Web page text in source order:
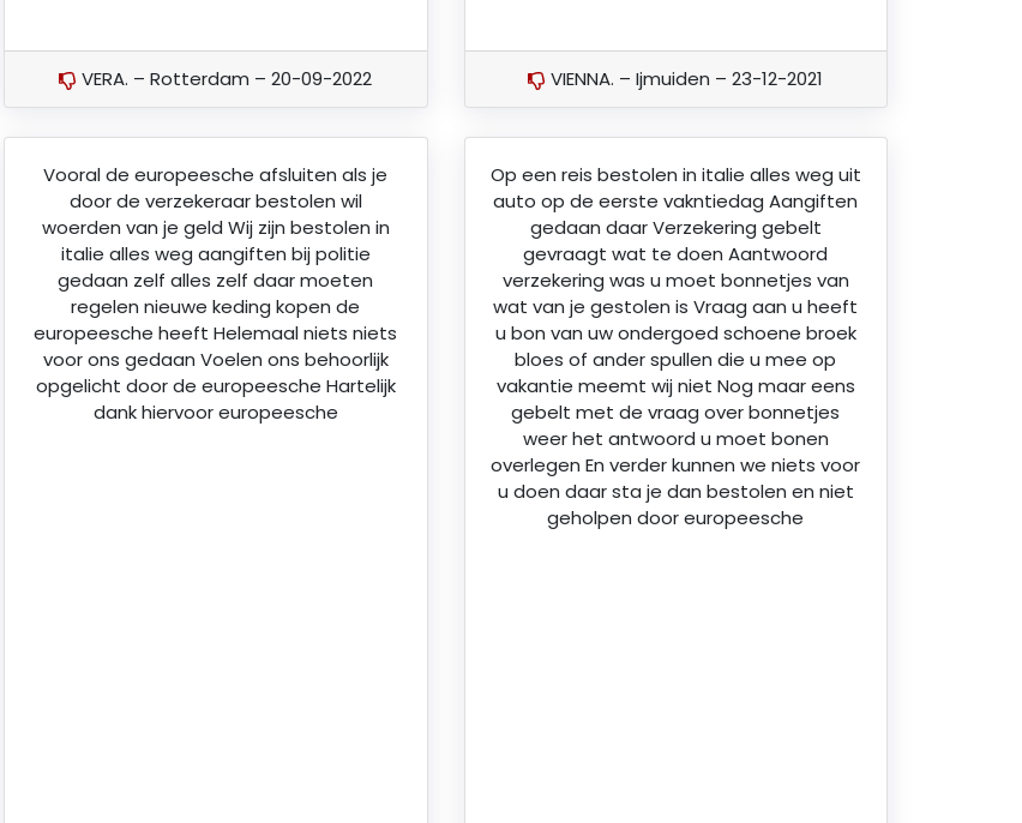
VERA. – Rotterdam – 20-09-2022 VIENNA. – Ijmuiden – 23-12-2021
Vooral de europeesche afsluiten als je
door de verzekeraar bestolen wil
woerden van je geld Wij zijn bestolen in
italie alles weg aangiften bij politie
gedaan zelf alles zelf daar moeten
regelen nieuwe keding kopen de
europeesche heeft Helemaal niets niets
voor ons gedaan Voelen ons behoorlijk
opgelicht door de europeesche Hartelijk
dank hiervoor europeesche
Op een reis bestolen in italie alles weg uit
auto op de eerste vakntiedag Aangiften
gedaan daar Verzekering gebelt
gevraagt wat te doen Aantwoord
verzekering was u moet bonnetjes van
wat van je gestolen is Vraag aan u heeft
u bon van uw ondergoed schoene broek
bloes of ander spullen die u mee op
vakantie meemt wij niet Nog maar eens
gebelt met de vraag over bonnetjes
weer het antwoord u moet bonen
overlegen En verder kunnen we niets voor
u doen daar sta je dan bestolen en niet
geholpen door europeesche